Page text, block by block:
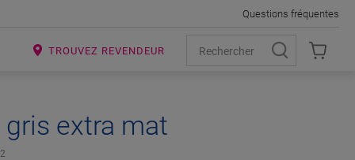
TROUVEZ REVENDEUR
Questions fréquentes
extra mat